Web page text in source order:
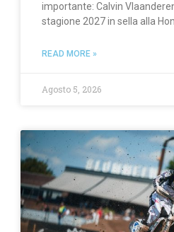
importante: Calvin
stagione 2027 in sella alla
READ MORE »
Agosto 5, 2026